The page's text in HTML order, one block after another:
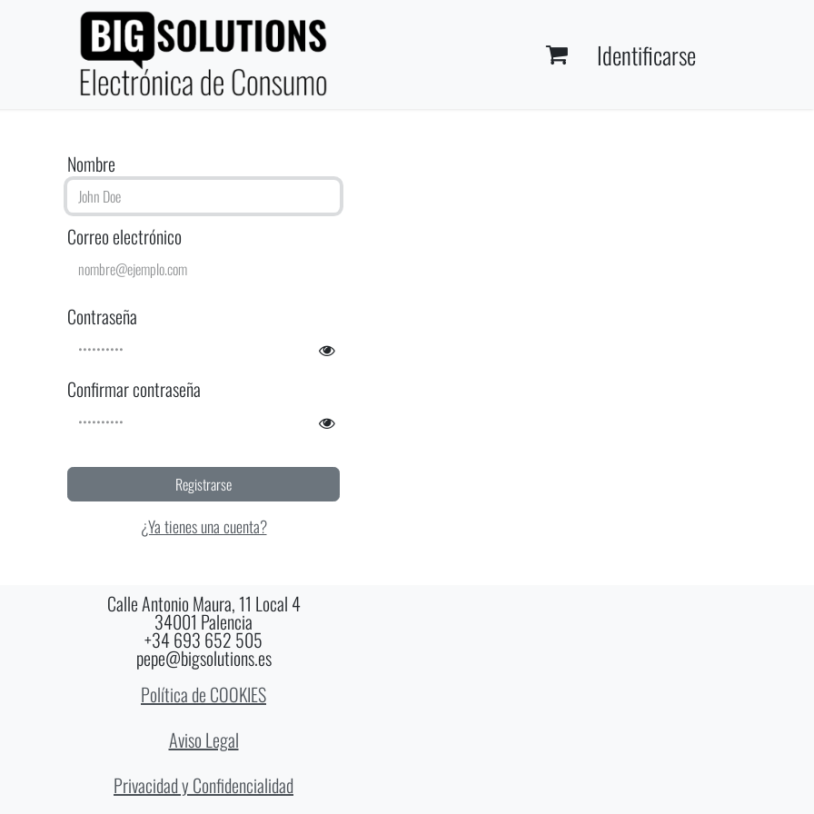
Identificarse
Nombre
Correo electrónico
Contraseña
Confirmar contraseña
Registrarse
¿Ya tienes una cuenta?
Calle Antonio Maura, 11 Local 4
34001 Palencia
+34 693 652 505
pepe@bigsolutions.es
Política de COOKIES
Aviso Legal
Privacidad y Confidencialidad